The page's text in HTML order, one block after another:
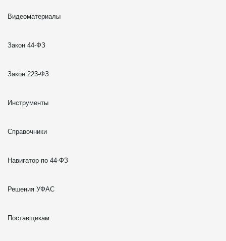
Видеоматериалы
Закон 44-ФЗ
Закон 223-ФЗ
Инструменты
Справочники
Навигатор по 44-ФЗ
Решения УФАС
Поставщикам